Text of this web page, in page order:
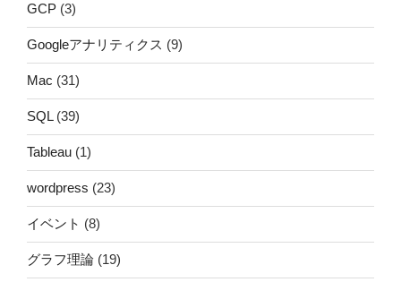
GCP (3)
Googleアナリティクス (9)
Mac (31)
SQL(39)
Tableau (1)
wordpress (23)
イベント (8)
グラフ理論 (19)